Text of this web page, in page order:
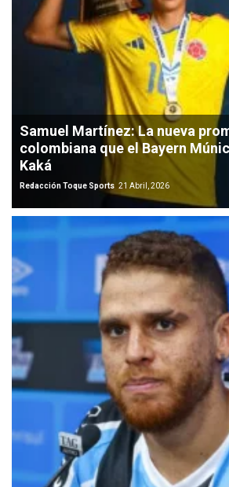
Samuel Martínez: La nueva
colombiana que el Bayern
Kaká
Redacción Toque Sports 21 Abril, 2026